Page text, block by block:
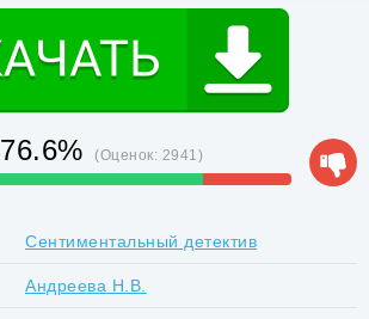
76.6% (Оценок: 2941)
Сентиментальный детектив
Андреева Н.В.